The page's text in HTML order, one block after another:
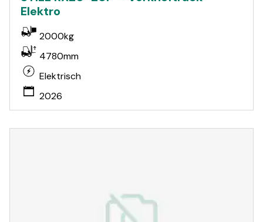
Elektro
2000kg
4780mm
Elektrisch
2026